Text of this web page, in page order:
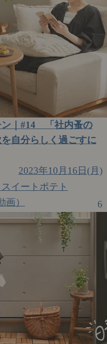
ン｜#14 「社内蚤の
自分らしく過ごすに
2023年10月16日(月)
イートポテト
）
6